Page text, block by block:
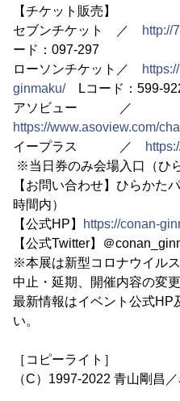
【チケット販売】
セブンチケット ／
http://
ード：097-297
ローソンチケット／
ginmaku/Lコード：599-
アソビュー ／
https://www.asoview.com/
イープラス ／
※当日券のみ会場入口（ひ
【お問い合わせ】ひらかた
時間内）
【公式HP】
https://conan-
【公式Twitter】＠
※本展は新型コロナウイル
中止・延期、開催内容の変
最新情報はイベント公式HP
い。
［コピーライト］
（C）1997-2022 青山剛昌